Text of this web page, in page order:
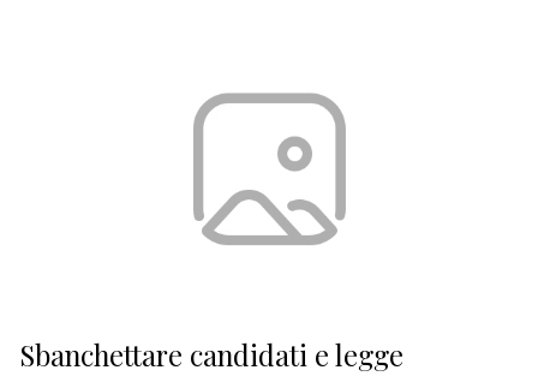
Sbanchettare candidati e legge